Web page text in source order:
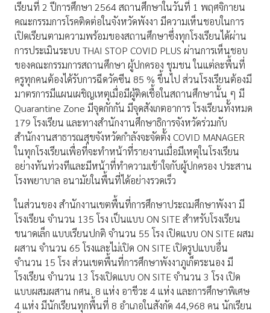
เรียนที่ 2 ปีการศึกษา 2564 สถานศึกษาในวันที่ 1 พฤศจิกายน
คณะกรรมการโรคติดต่อในจังหวัดพังงา มีความเห็นชอบในการ
เปิดเรียนตามความพร้อมของสถานศึกษาซึ่งทุกโรงเรียนได้ผ่าน
การประเมินระบบ THAI STOP COVID PLUS ผ่านการเห็นชอบ
ของคณะกรรมการสถานศึกษา ผู้ปกครอง ชุมชน ในแต่ละพื้นที่
ครูทุกคนต้องได้รับการฉีดวัคซีน 85 % ขึ้นไป ส่วนโรงเรียนต้องมี
มาตรการมีแผนเผชิญเหตุเมื่อมีผู้ติดเชื้อในสถานศึกษานั้น ๆ มี
Quarantine Zone มีจุดกักกัน มีจุดสังเกตอาการ โรงเรียนทั้งหมด
179 โรงเรียน และทางสำนักงานศึกษาธิการจังหวัดร่วมกับ
สำนักงานสาธารณสุขจังหวัดกำลังจะจัดตั้ง COVID MANAGER
ในทุกโรงเรียนเพื่อที่จะทำหน้าที่รายงานเมื่อมีเหตุในโรงเรียน
อย่างทันท่วงทีและมีหน้าที่ทำความเข้าใจกับผู้ปกครอง ประสาน
โรงพยาบาล อนามัยในพื้นที่ได้อย่างรวดเร็ว
ในส่วนของ สำนักงานเขตพื้นที่การศึกษาประถมศึกษาพังงา มี
โรงเรียน จำนวน 135 โรง เป็นแบบ ON SITE สำหรับโรงเรียน
ขนาดเล็ก แบบเรียนปกติ จำนวน 55 โรง เปิดแบบ ON SITE ผสม
ผสาน จำนวน 65 โรงและไม่เปิด ON SITE เปิดรูปแบบอื่น
จำนวน 15 โรง ส่วนเขตพื้นที่การศึกษาพังงาภูเก็ตระนอง มี
โรงเรียน จำนวน 13 โรงเปิดแบบ ON SITE จำนวน 3 โรง เปิด
แบบผสมผสาน กศน. 8 แห่ง อาชีวะ 4 แห่ง และการศึกษาพิเศษ
4 แห่ง มีนักเรียนทุกพื้นที่ 8 อำเภอในสังกัด 44,968 คน นักเรียน